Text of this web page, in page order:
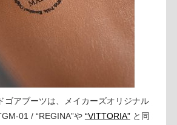
ゴアブーツは、メイカーズオリジナル
01 / “REGINA”や “VITTORIA”と同